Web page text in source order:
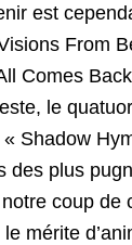
est
From
Comes
le
Shadow
des plus
coup
mérite